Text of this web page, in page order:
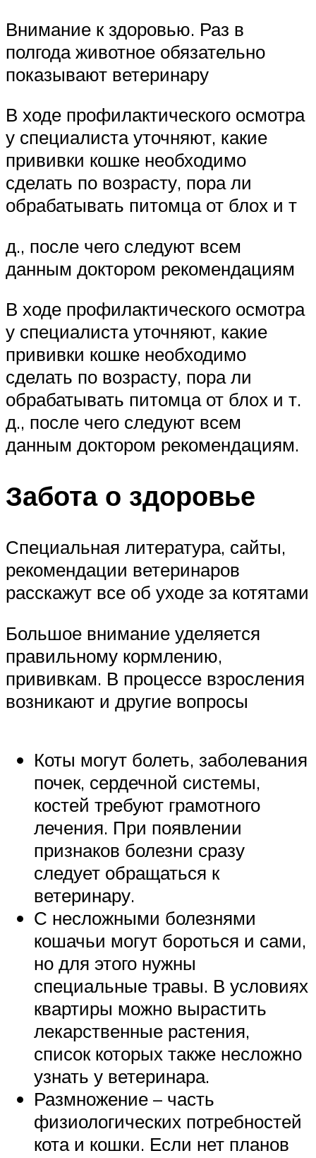
Внимание к здоровью. Раз в
полгода животное обязательно
показывают ветеринару
В ходе профилактического осмотра
у специалиста уточняют, какие
прививки кошке необходимо
сделать по возрасту, пора ли
обрабатывать питомца от блох и т
д., после чего следуют всем
данным доктором рекомендациям
В ходе профилактического осмотра
у специалиста уточняют, какие
прививки кошке необходимо
сделать по возрасту, пора ли
обрабатывать питомца от блох и т.
д., после чего следуют всем
данным доктором рекомендациям.
Забота о здоровье
Специальная литература, сайты,
рекомендации ветеринаров
расскажут все об уходе за котятами
Большое внимание уделяется
правильному кормлению,
прививкам. В процессе взросления
возникают и другие вопросы
Коты могут болеть, заболевания
почек, сердечной системы,
костей требуют грамотного
лечения. При появлении
признаков болезни сразу
следует обращаться к
ветеринару.
С несложными болезнями
кошачьи могут бороться и сами,
но для этого нужны
специальные травы. В условиях
квартиры можно вырастить
лекарственные растения,
список которых также несложно
узнать у ветеринара.
Размножение – часть
физиологических потребностей
кота и кошки. Если нет планов